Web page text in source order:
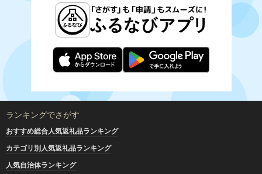
ランキングでさがす
おすすめ総合人気返礼品ランキング
カテゴリ別人気返礼品ランキング
人気自治体ランキング